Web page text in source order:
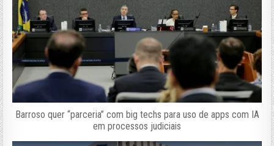
Barroso quer “parceria” com big techs para uso de apps com IA
em processos judiciais